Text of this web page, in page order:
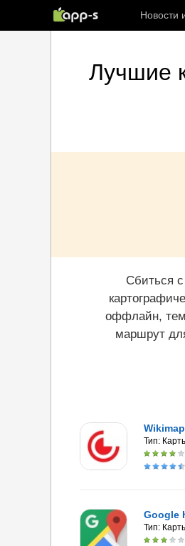
Новости
Лучшие
Сбиться
оффлайн, тем
маршрут
Тип:
Google
Тип: